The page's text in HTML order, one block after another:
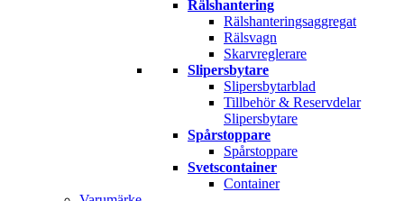
Rälshantering
Rälshanteringsaggregat
Rälsvagn
Skarvreglerare
Slipersbytare
Slipersbytarblad
Tillbehör & Reservdelar
Slipersbytare
Spårstoppare
Spårstoppare
Svetscontainer
Container